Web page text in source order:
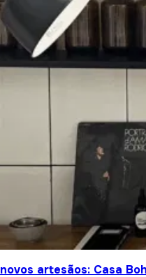
artesãos: Casa